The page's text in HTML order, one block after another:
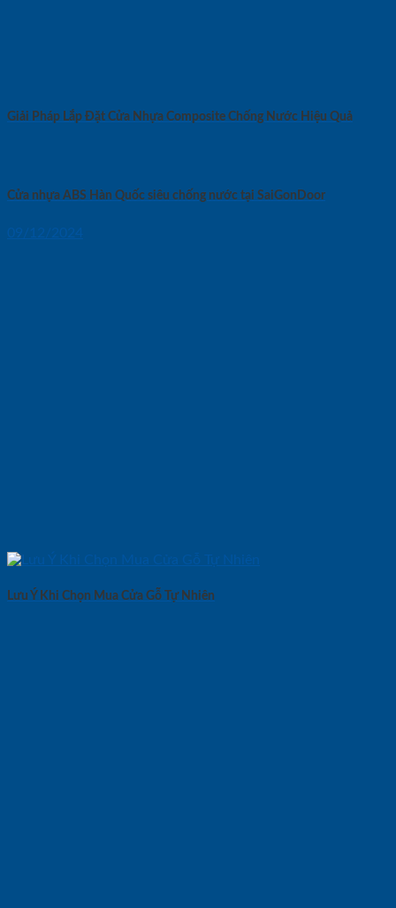
Giải Pháp Lắp Đặt Cửa Nhựa Composite Chống Nước Hiệu Quả
Cửa nhựa ABS Hàn Quốc siêu chống nước tại SaiGonDoor
09/12/2024
Lưu Ý Khi Chọn Mua Cửa Gỗ Tự Nhiên